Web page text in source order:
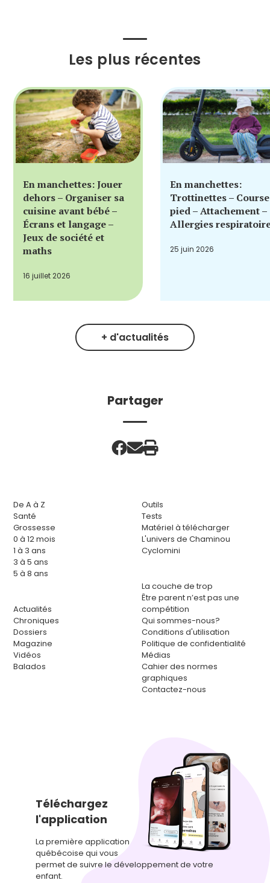
Les plus récentes
En manchettes: Jouer
dehors – Organiser sa
cuisine avant bébé –
Écrans et langage –
Jeux de société et
maths
16 juillet 2026
En manchettes:
Trottinettes –
pied – Attachement –
Allergies
25 juin 2026
+ d'actualités
Partager
De A à Z
Santé
Grossesse
0 à 12 mois
1 à 3 ans
3 à 5 ans
5 à 8 ans
Actualités
Chroniques
Dossiers
Magazine
Vidéos
Balados
Outils
Tests
Matériel à télécharger
L'univers de Chaminou
Cyclomini
La couche de trop
Être parent n’est pas une
compétition
Qui sommes-nous?
Conditions d'utilisation
Politique de confidentialité
Médias
Cahier des normes
graphiques
Contactez-nous
Téléchargez
l'application
La première application
québécoise qui vous
permet de suivre le développement de votre
enfant.